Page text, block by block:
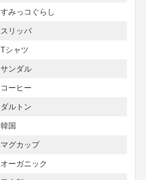
すみっコぐらし
スリッパ
Tシャツ
サンダル
コーヒー
ダルトン
韓国
マグカップ
オーガニック